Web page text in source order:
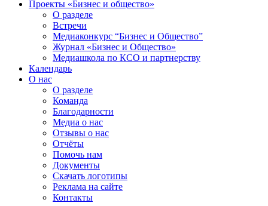
Проекты «Бизнес и общество»
О разделе
Встречи
Медиаконкурс “Бизнес и Общество”
Журнал «Бизнес и Общество»
Медиашкола по КСО и партнерству
Календарь
О нас
О разделе
Команда
Благодарности
Медиа о нас
Отзывы о нас
Отчёты
Помочь нам
Документы
Скачать логотипы
Реклама на сайте
Контакты